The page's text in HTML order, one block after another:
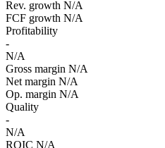
Rev. growth N/A
FCF growth N/A
Profitability
-
N/A
Gross margin N/A
Net margin N/A
Op. margin N/A
Quality
-
N/A
ROIC N/A